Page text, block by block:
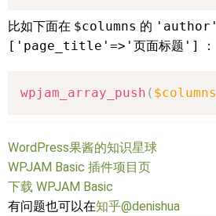
比如下面在 $columns 的 'author'
['page_title'=>'页面标题']
：
wpjam_array_push ( $columns
WordPress果酱的知识星球
WPJAM Basic 插件项目页
下载 WPJAM Basic
有问题也可以在知乎@denishua